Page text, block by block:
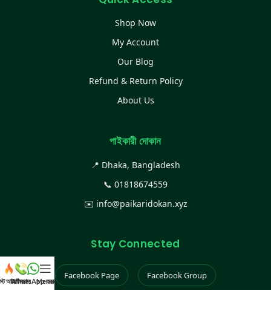
Shop Now
My Account
Our Blog
Refund & Return Policy
About Us
পাইকারী দোকান
📍 Dhaka, Bangladesh
📞 01818674559
✉️ info@paikaridokan.xyz
Stay Connected
Facebook Page Facebook Group
আইটেম
কল করুন
WhatsApp করুন
Menu